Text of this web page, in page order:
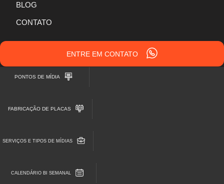
BLOG
CONTATO
ENTRE EM CONTATO
PONTOS DE MÍDIA
FABRICAÇÃO DE PLACAS
SERVIÇOS E TIPOS DE MÍDIAS
CALENDÁRIO BI SEMANAL